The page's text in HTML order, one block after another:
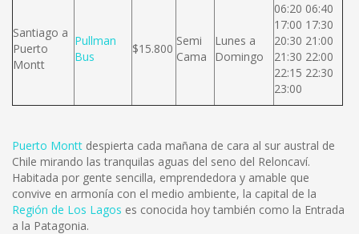
Santiago a
Puerto
Montt
Pullman
Bus
$15.800
Semi
Cama
Lunes a
Domingo
06:20 06:40
17:00 17:30
20:30 21:00
21:30 22:00
22:15 22:30
23:00
Puerto Montt despierta cada mañana de cara al sur austral de
Chile mirando las tranquilas aguas del seno del Reloncaví.
Habitada por gente sencilla, emprendedora y amable que
convive en armonía con el medio ambiente, la capital de la
Región de Los Lagos es conocida hoy también como la Entrada
a la Patagonia.